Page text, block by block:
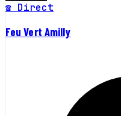
☎ Direct
Feu Vert Amilly